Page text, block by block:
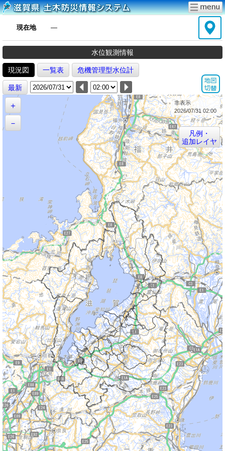
現在地 ―
水位観測情報
現況図 一覧表 危機管理型水位計
最新
＋
－
非表示
2026/07/31 02:00
凡例・
追加レイヤ